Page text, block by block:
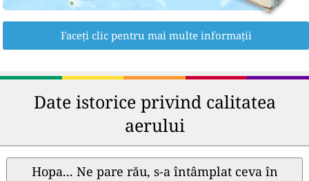
Faceți clic pentru mai multe informații
Date istorice privind calitatea
aerului
Hopa... Ne pare rău, s-a întâmplat ceva în